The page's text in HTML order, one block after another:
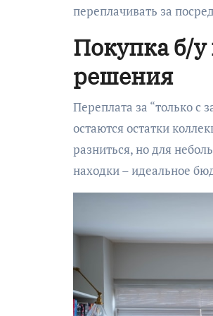
переплачивать за
Покупка б/у
решения
Переплата за “только с
остаются остатки
разниться, но для
находки – идеальное